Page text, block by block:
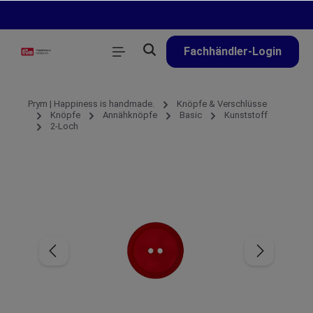
Fachhändler-Login
Prym | Happiness is handmade.
Knöpfe & Verschlüsse
Knöpfe
Annähknöpfe Basic
Kunststoff
2-Loch